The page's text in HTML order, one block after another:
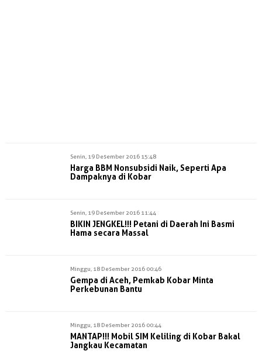
Senin, 19 Desember 2016 15:48
Harga BBM Nonsubsidi Naik, Seperti Apa
Dampaknya di Kobar
Senin, 19 Desember 2016 11:44
BIKIN JENGKEL!!! Petani di Daerah Ini Basmi
Hama secara Massal
Minggu, 18 Desember 2016 00:46
Gempa di Aceh, Pemkab Kobar Minta
Perkebunan Bantu
Minggu, 18 Desember 2016 00:44
MANTAP!!! Mobil SIM Keliling di Kobar Bakal
Jangkau Kecamatan